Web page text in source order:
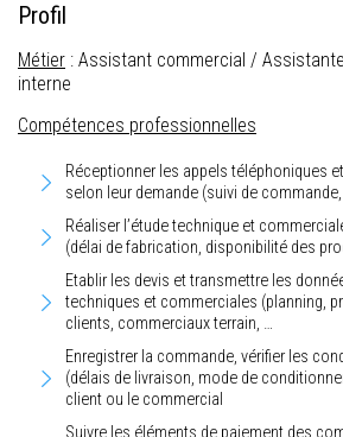
Profil
Métier : Assistant commercial /
interne
Compétences professionnelles
Réceptionner les appels téléphoniques
selon leur demande (suivi de
Réaliser l’étude technique et
(délai de fabrication, disponibilité des
Etablir les devis et transmettre les
techniques et commerciales (planning,
clients, commerciaux terrain, …
Enregistrer la commande, vérifier les
(délais de livraison, mode de
client ou le commercial
Suivre les éléments de paiement des